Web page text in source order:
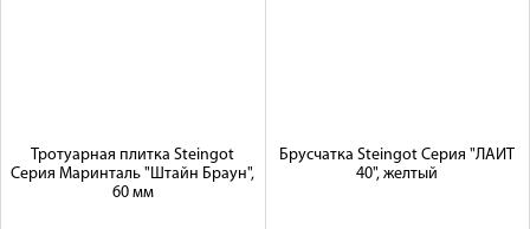
Тротуарная плитка Steingot
Серия Маринталь "Штайн Браун",
60 мм
Брусчатка Steingot Серия "ЛАЙТ
40", желтый